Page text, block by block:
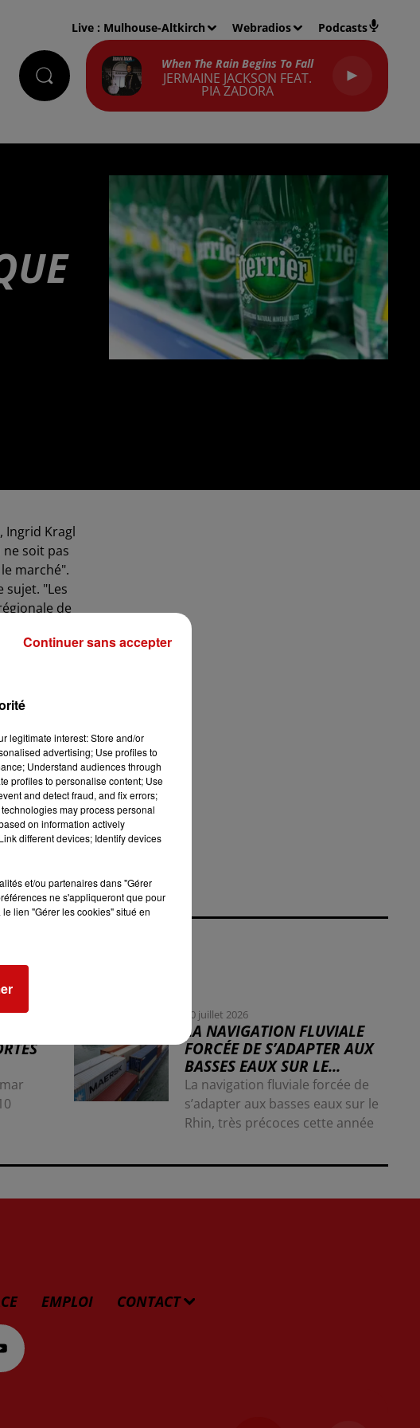
Live : Mulhouse-Altkirch Webradios Podcasts
When The Rain Begins To Fall
JERMAINE JACKSON FEAT.
PIA ZADORA
Ingrid Kragl
ne soit pas
marché".
sujet. "Les
de
le
sur les
avait été
du
2023
d’un
30 juillet 2026
LA NAVIGATION FLUVIALE
FORCÉE DE S’ADAPTER AUX
BASSES EAUX SUR LE...
La navigation fluviale forcée de
s’adapter aux basses eaux sur le
Rhin, très précoces cette année
EMPLOI CONTACT
legitimate interest: Store and/or
advertising; Use profiles to
Understand audiences through
profiles to personalise content; Use
and detect fraud, and fix errors;
may process personal
on information actively
different devices; Identify devices
et/ou partenaires dans "Gérer
ne s'appliqueront que pour
lien "Gérer les cookies" situé en
Continuer sans accepter